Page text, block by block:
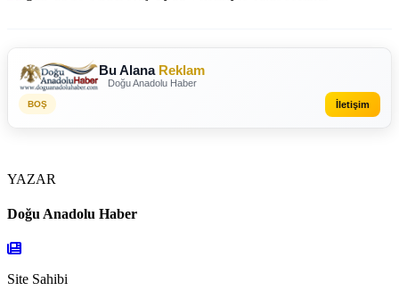
Bu Alana Reklam
Doğu Anadolu Haber
BOŞ İletişim
YAZAR
Doğu Anadolu Haber
Site Sahibi